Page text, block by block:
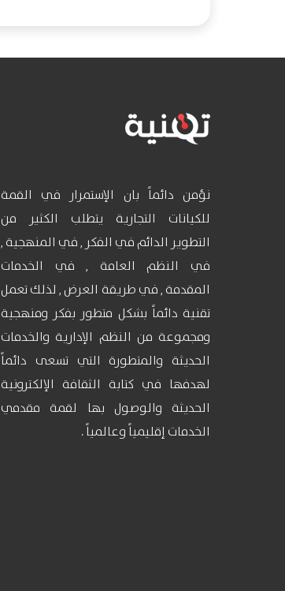
نؤمن دائماً بان الإستمرار في القمة
للكيانات التجارية يتطلب الكثير من
التطوير الدائم في الفكر , في المنهجية ,
في النظم العامة , في الخدمات
المقدمة , في طريقة العرض , لذلك تعمل
تقنية دائماً بشكل متطور بفكر ومنهجية
ومجموعة من النظم الإدارية والخدمات
الحديثة والمتطورة التي تسعى دائماً
لهدفها في كتابة الثقافة الإلكترونية
الحديثة والوصول بها لقمة مقدمي
الخدمات إقليمياً وعالمياً .